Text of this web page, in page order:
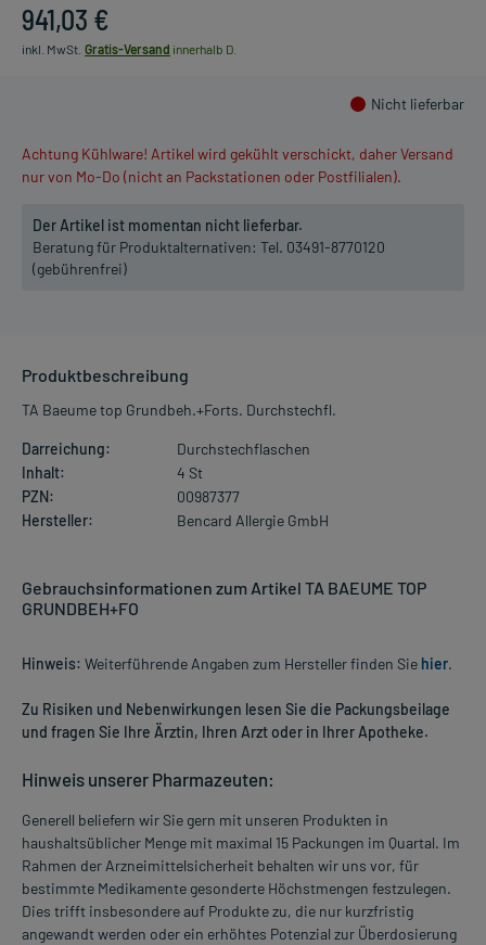
941,03 €
inkl. MwSt. Gratis-Versand innerhalb D.
Nicht lieferbar
Achtung Kühlware! Artikel wird gekühlt verschickt, daher Versand
nur von Mo-Do (nicht an Packstationen oder Postfilialen).
Der Artikel ist momentan nicht lieferbar.
Beratung für Produktalternativen: Tel. 03491-8770120
(gebührenfrei)
Produktbeschreibung
TA Baeume top Grundbeh.+Forts. Durchstechfl.
Darreichung:
Durchstechflaschen
Inhalt:
4 St
PZN:
00987377
Hersteller:
Bencard Allergie GmbH
Gebrauchsinformationen zum Artikel TA BAEUME TOP
GRUNDBEH+FO
Hinweis: Weiterführende Angaben zum Hersteller finden Sie hier.
Zu Risiken und Nebenwirkungen lesen Sie die Packungsbeilage
und fragen Sie Ihre Ärztin, Ihren Arzt oder in Ihrer Apotheke.
Hinweis unserer Pharmazeuten:
Generell beliefern wir Sie gern mit unseren Produkten in
haushaltsüblicher Menge mit maximal 15 Packungen im Quartal. Im
Rahmen der Arzneimittelsicherheit behalten wir uns vor, für
bestimmte Medikamente gesonderte Höchstmengen festzulegen.
Dies trifft insbesondere auf Produkte zu, die nur kurzfristig
angewandt werden oder ein erhöhtes Potenzial zur Überdosierung